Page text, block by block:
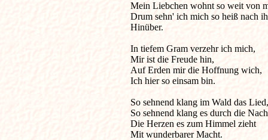
Mein Liebchen wohnt so weit von
Drum sehn' ich mich so heiß nach
Hinüber.
In tiefem Gram verzehr ich mich,
Mir ist die Freude hin,
Auf Erden mir die Hoffnung wich,
Ich hier so einsam bin.
So sehnend klang im Wald das
So sehnend klang es durch die
Die Herzen es zum Himmel zieht
Mit wunderbarer Macht.